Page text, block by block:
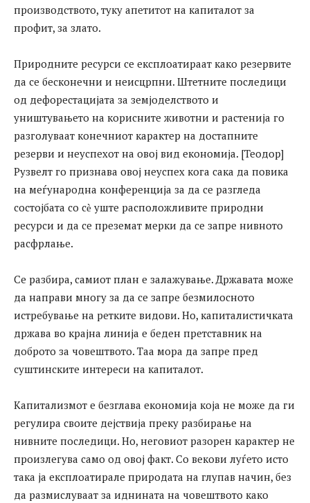
производството, туку апетитот на капиталот за
профит, за злато.
Природните ресурси се експлоатираат како резервите
да се бесконечни и неисцрпни. Штетните последици
од дефорестацијата за земјоделството и
уништувањето на корисните животни и растенија го
разголуваат конечниот карактер на достапните
резерви и неуспехот на овој вид економија. [Теодор]
Рузвелт го признава овој неуспех кога сака да повика
на меѓународна конференција за да се разгледа
состојбата со сѐ уште расположливите природни
ресурси и да се преземат мерки да се запре нивното
расфрлање.
Се разбира, самиот план е залажување. Државата може
да направи многу за да се запре безмилосното
истребување на ретките видови. Но, капиталистичката
држава во крајна линија е беден претставник на
доброто за човештвото. Таа мора да запре пред
суштинските интереси на капиталот.
Капитализмот е безглава економија која не може да ги
регулира своите дејствија преку разбирање на
нивните последици. Но, неговиот разорен карактер не
произлегува само од овој факт. Со векови луѓето исто
така ја експлоатирале природата на глупав начин, без
да размислуваат за иднината на човештвото како